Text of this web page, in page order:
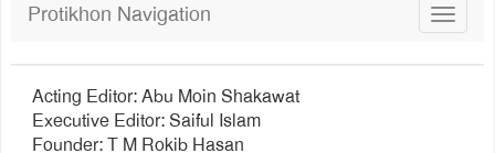
Toggle
Protikhon Navigation
Acting Editor: Abu Moin Shakawat
Executive Editor: Saiful Islam
Founder: T M Rokib Hasan